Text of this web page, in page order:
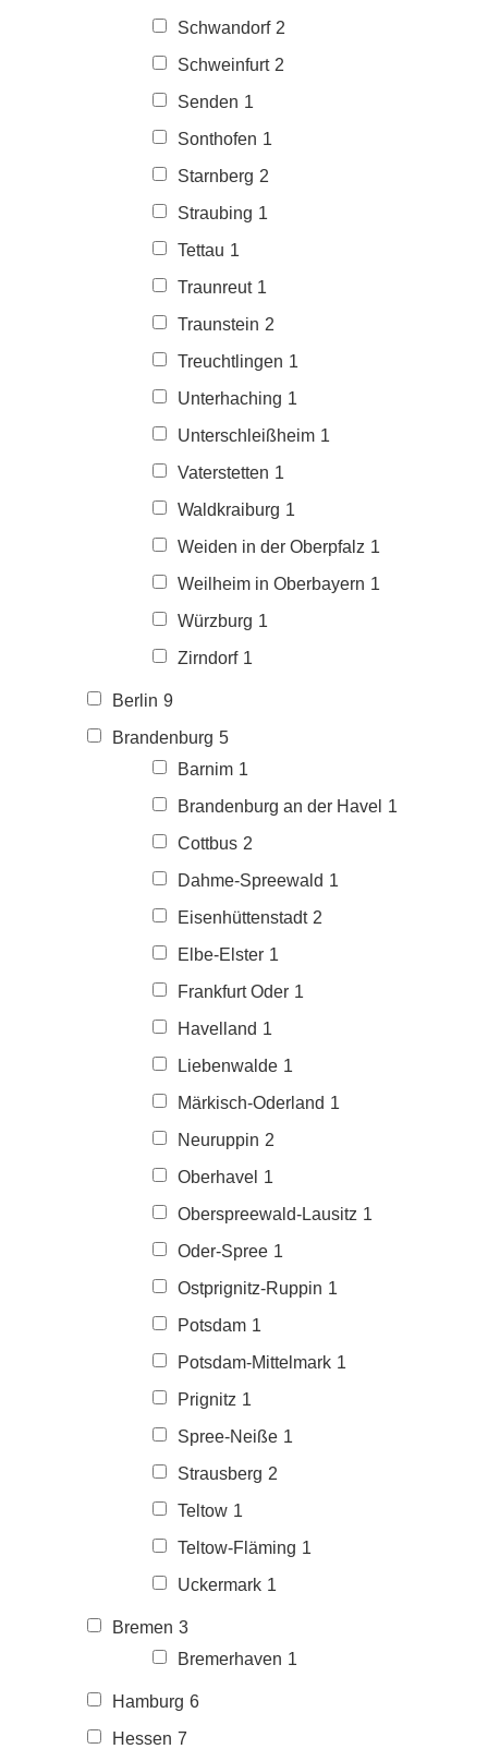
Schwandorf 2
Schweinfurt 2
Senden 1
Sonthofen 1
Starnberg 2
Straubing 1
Tettau 1
Traunreut 1
Traunstein 2
Treuchtlingen 1
Unterhaching 1
Unterschleißheim 1
Vaterstetten 1
Waldkraiburg 1
Weiden in der Oberpfalz 1
Weilheim in Oberbayern 1
Würzburg 1
Zirndorf 1
Berlin 9
Brandenburg 5
Barnim 1
Brandenburg an der Havel 1
Cottbus 2
Dahme-Spreewald 1
Eisenhüttenstadt 2
Elbe-Elster 1
Frankfurt Oder 1
Havelland 1
Liebenwalde 1
Märkisch-Oderland 1
Neuruppin 2
Oberhavel 1
Oberspreewald-Lausitz 1
Oder-Spree 1
Ostprignitz-Ruppin 1
Potsdam 1
Potsdam-Mittelmark 1
Prignitz 1
Spree-Neiße 1
Strausberg 2
Teltow 1
Teltow-Fläming 1
Uckermark 1
Bremen 3
Bremerhaven 1
Hamburg 6
Hessen 7